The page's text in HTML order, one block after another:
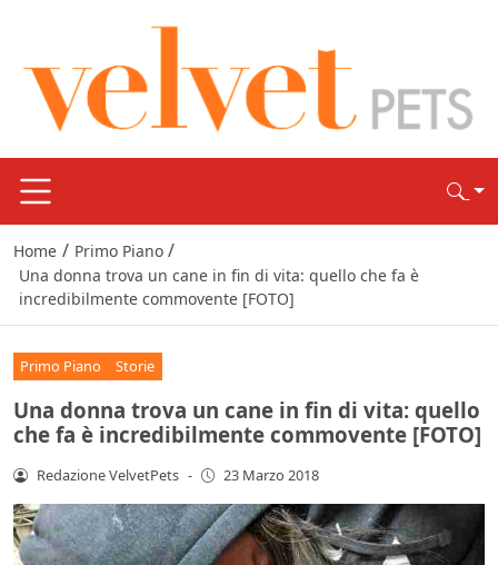
Home / Primo Piano /
Una donna trova un cane in fin di vita: quello che fa è
incredibilmente commovente [FOTO]
Primo Piano Storie
Una donna trova un cane in fin di vita: quello
che fa è incredibilmente commovente [FOTO]
Redazione VelvetPets - 23 Marzo 2018